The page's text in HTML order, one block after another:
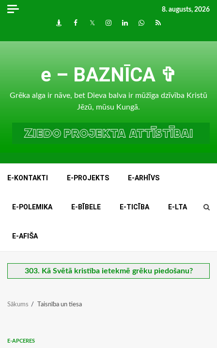
Skip
8. augusts, 2026
DraugiemFacebook
TwitterInstagram
LinkedInwhatsapp
RSS
e – BAZNĪCA ✞
Grēka alga ir nāve, bet Dieva balva ir mūžīga dzīvība Kristū
Jēzū, mūsu Kungā.
E-KONTAKTI E-PROJEKTS E-ARHĪVS
E-POLEMIKA E-BĪBELE E-TICĪBA E-LTA
E-AFIŠA
303. Kā Svētā kristība ietekmē grēku piedošanu?
Sākums Taisnība un tiesa
E-APCERES